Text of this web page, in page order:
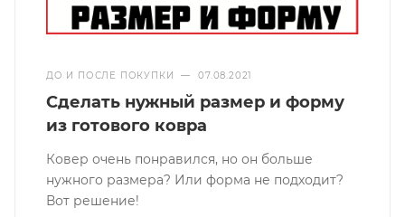
ДО И ПОСЛЕ ПОКУПКИ — 07.08.2021
Сделать нужный размер и форму
из готового ковра
Ковер очень понравился, но он больше
нужного размера? Или форма не подходит?
Вот решение!